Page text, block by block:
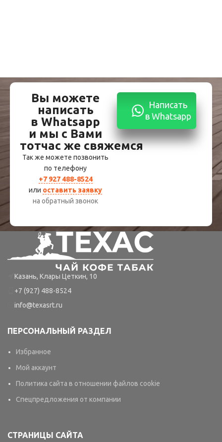
Вы можете
написать
в Whatsapp
и мы с Вами
тотчас же свяжемся
Так же можете позвонить
по телефону
+7 927 488-8524
или оставить заявку
на обратный звонок
Написать
в Whatsapp
Казань, Клары Цеткин, 10
+7 (927) 488-8524
info@texasrt.ru
ПЕРСОНАЛЬНЫЙ РАЗДЕЛ
Избранное
Мой аккаунт
Политика сайта в отношении файлов cookie
Спецпредложения от компании
СТРАНИЦЫ САЙТА